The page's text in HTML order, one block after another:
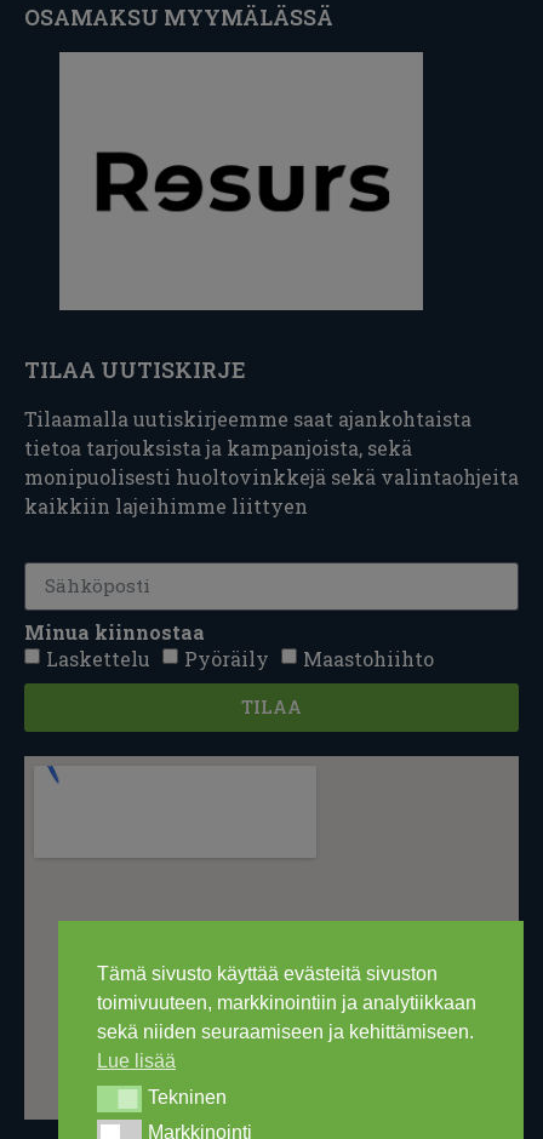
Tämä sivusto käyttää evästeitä sivuston
toimivuuteen, markkinointiin ja analytiikkaan
sekä niiden seuraamiseen ja kehittämiseen.
Lue lisää
TekninenTekninen
MarkkinointiMarkkinointi
OSAMAKSU MYYMÄLÄSSÄ
TILAA UUTISKIRJE
Tilaamalla uutiskirjeemme saat ajankohtaista
tietoa tarjouksista ja kampanjoista, sekä
monipuolisesti huoltovinkkejä sekä valintaohjeita
kaikkiin lajeihimme liittyen
Minua kiinnostaa
Laskettelu
Pyöräily Maastohiihto
TILAA